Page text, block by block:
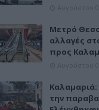
Μετρό
αλλαγές
προς
Καλαμαριά:
την